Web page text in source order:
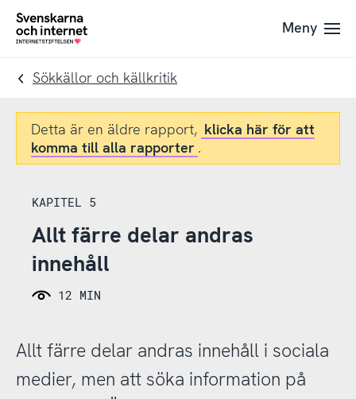
Till
navigation
Till
innehåll
To
Meny
Sökkällor och källkritik
Detta är en äldre rapport, klicka här för att
komma till alla rapporter .
KAPITEL 5
Allt färre delar andras
innehåll
12 MIN
Allt färre delar andras innehåll i sociala
medier, men att söka information på